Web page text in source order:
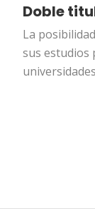
Doble
La
sus estudios